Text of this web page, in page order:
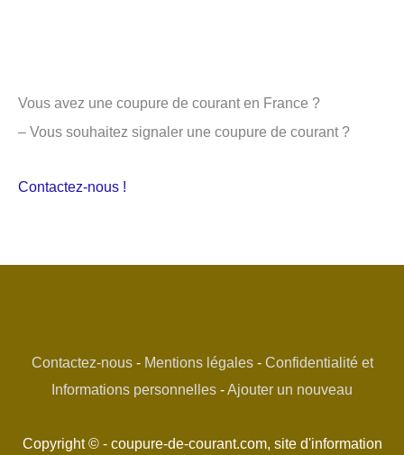
Vous avez une coupure de courant en France ?
– Vous souhaitez signaler une coupure de courant ?
Contactez-nous !
Contactez-nous- Mentions légales- Confidentialité et
Informations personnelles -Ajouter un nouveau
Copyright © - coupure-de-courant.com, site d'information